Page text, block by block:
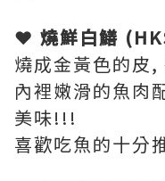
❤ 燒鮮白鱔
燒成金黃色的皮,
內裡嫩滑的魚肉
美味!!!
喜歡吃魚的十分